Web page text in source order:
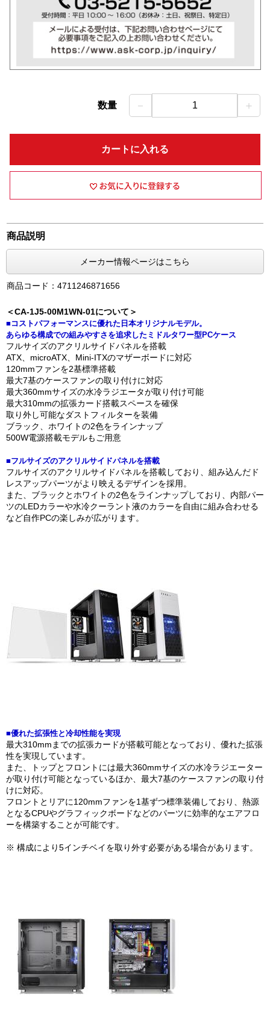
数量 － 1 ＋
カートに入れる
商品説明
メーカー情報ページはこちら
商品コード：4711246871656
＜CA-1J5-00M1WN-01について＞
■コストパフォーマンスに優れた日本オリジナルモデル。
あらゆる構成での組みやすさを追求したミドルタワー型PCケース
フルサイズのアクリルサイドパネルを搭載
ATX、microATX、Mini-ITXのマザーボードに対応
120mmファンを2基標準搭載
最大7基のケースファンの取り付けに対応
最大360mmサイズの水冷ラジエータが取り付け可能
最大310mmの拡張カード搭載スペースを確保
取り外し可能なダストフィルターを装備
ブラック、ホワイトの2色をラインナップ
500W電源搭載モデルもご用意
■フルサイズのアクリルサイドパネルを搭載
フルサイズのアクリルサイドパネルを搭載しており、組み込んだド
レスアップパーツがより映えるデザインを採用。
また、ブラックとホワイトの2色をラインナップしており、内部パー
ツのLEDカラーや水冷クーラント液のカラーを自由に組み合わせる
など自作PCの楽しみが広がります。
■優れた拡張性と冷却性能を実現
最大310mmまでの拡張カードが搭載可能となっており、優れた拡張
性を実現しています。
また、トップとフロントには最大360mmサイズの水冷ラジエーター
が取り付け可能となっているほか、最大7基のケースファンの取り付
けに対応。
フロントとリアに120mmファンを1基ずつ標準装備しており、熱源
となるCPUやグラフィックボードなどのパーツに効率的なエアフロ
ーを構築することが可能です。
※ 構成により5インチベイを取り外す必要がある場合があります。